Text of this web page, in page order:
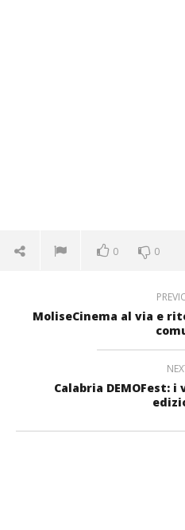
0 0
MoliseCinema al via e
Calabria DEMOFest: